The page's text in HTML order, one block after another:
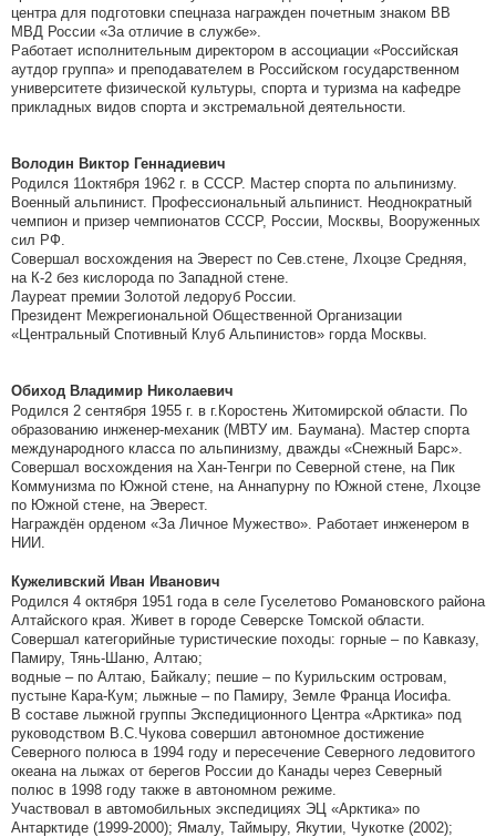
центра для подготовки спецназа награжден почетным знаком ВВ
МВД России «За отличие в службе».
Работает исполнительным директором в ассоциации «Российская
аутдор группа» и преподавателем в Российском государственном
университете физической культуры, спорта и туризма на кафедре
прикладных видов спорта и экстремальной деятельности.
Володин Виктор Геннадиевич
Родился 11октября 1962 г. в СССР. Мастер спорта по альпинизму.
Военный альпинист. Профессиональный альпинист. Неоднократный
чемпион и призер чемпионатов СССР, России, Москвы, Вооруженных
сил РФ.
Совершал восхождения на Эверест по Сев.стене, Лхоцзе Средняя,
на К-2 без кислорода по Западной стене.
Лауреат премии Золотой ледоруб России.
Президент Межрегиональной Общественной Организации
«Центральный Спотивный Клуб Альпинистов» горда Москвы.
Обиход Владимир Николаевич
Родился 2 сентября 1955 г. в г.Коростень Житомирской области. По
образованию инженер-механик (МВТУ им. Баумана). Мастер спорта
международного класса по альпинизму, дважды «Снежный Барс».
Совершал восхождения на Хан-Тенгри по Северной стене, на Пик
Коммунизма по Южной стене, на Аннапурну по Южной стене, Лхоцзе
по Южной стене, на Эверест.
Награждён орденом «За Личное Мужество». Работает инженером в
НИИ.
Кужеливский Иван Иванович
Родился 4 октября 1951 года в селе Гуселетово Романовского района
Алтайского края. Живет в городе Северске Томской области.
Совершал категорийные туристические походы: горные – по Кавказу,
Памиру, Тянь-Шаню, Алтаю;
водные – по Алтаю, Байкалу; пешие – по Курильским островам,
пустыне Кара-Кум; лыжные – по Памиру, Земле Франца Иосифа.
В составе лыжной группы Экспедиционного Центра «Арктика» под
руководством В.С.Чукова совершил автономное достижение
Северного полюса в 1994 году и пересечение Северного ледовитого
океана на лыжах от берегов России до Канады через Северный
полюс в 1998 году также в автономном режиме.
Участвовал в автомобильных экспедициях ЭЦ «Арктика» по
Антарктиде (1999-2000); Ямалу, Таймыру, Якутии, Чукотке (2002);